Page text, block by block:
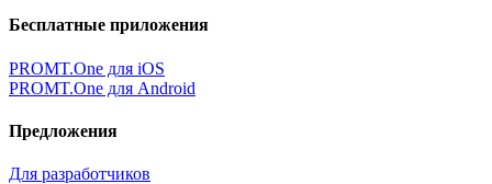
Бесплатные приложения
PROMT.One для iOS
PROMT.One для Android
Предложения
Для разработчиков